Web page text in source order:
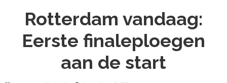
Rotterdam vandaag:
Eerste finaleploegen
aan de start